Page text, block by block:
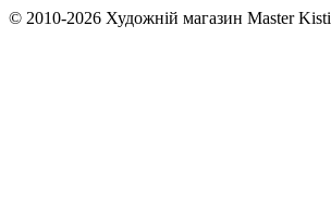
© 2010-2026 Художній магазин Master Kisti